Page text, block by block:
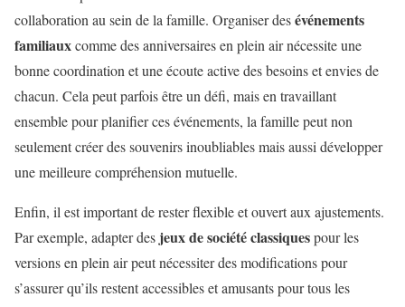
collaboration au sein de la famille. Organiser desévénements
familiauxcomme des anniversaires en plein air nécessite une
bonne coordination et une écoute active des besoins et envies de
chacun. Cela peut parfois être un défi, mais en travaillant
ensemble pour planifier ces événements, la famille peut non
seulement créer des souvenirs inoubliables mais aussi développer
une meilleure compréhension mutuelle.
Enfin, il est important de rester flexible et ouvert aux ajustements.
Par exemple, adapter des jeux de société classiquespour les
versions en plein air peut nécessiter des modifications pour
s’assurer qu’ils restent accessibles et amusants pour tous les